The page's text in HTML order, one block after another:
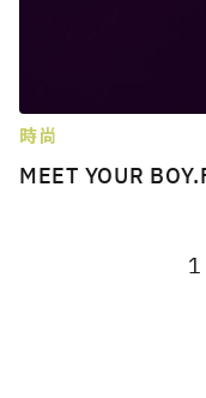
時尚
MEET YOUR
1